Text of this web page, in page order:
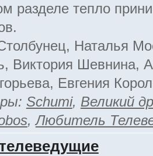
разделе тепло
Наталья
Виктория Шевнина,
Евгения
Schumi, Великий
,Любитель